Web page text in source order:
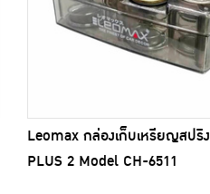
Leomax กล่องเก็บเหรียญสปริ
PLUS 2 Model CH-6511